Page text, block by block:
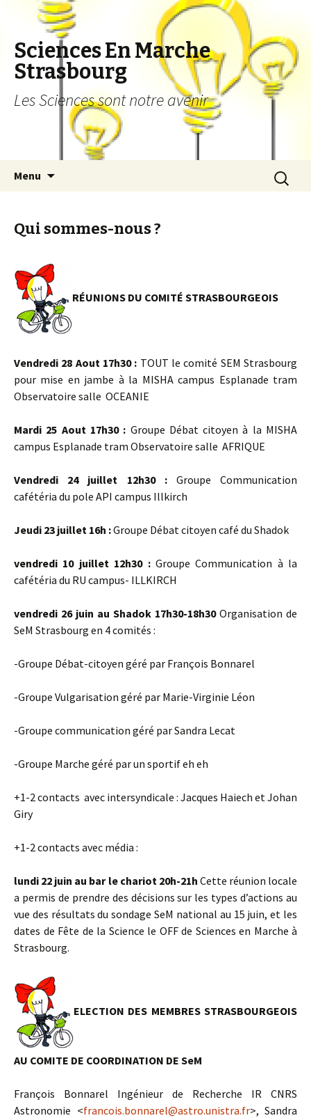
Sciences En Marche
Strasbourg
Les Sciences sont notre avenir
Menu
Qui sommes-nous ?
RÉUNIONS DU COMITÉ STRASBOURGEOIS
Vendredi 28 Aout 17h30 : TOUT le comité SEM Strasbourg
pour mise en jambe à la MISHA campus Esplanade tram
Observatoire salle OCEANIE
Mardi 25 Aout 17h30 : Groupe Débat citoyen à la MISHA
campus Esplanade tram Observatoire salle AFRIQUE
Vendredi 24 juillet 12h30 : Groupe Communication
cafétéria du pole API campus Illkirch
Jeudi 23 juillet 16h :Groupe Débat citoyen café du Shadok
vendredi 10 juillet 12h30 : Groupe Communication à la
cafétéria du RU campus- ILLKIRCH
vendredi 26 juin au Shadok 17h30-18h30 Organisation de
SeM Strasbourg en 4 comités :
-Groupe Débat-citoyen géré par François Bonnarel
-Groupe Vulgarisation géré par Marie-Virginie Léon
-Groupe communication géré par Sandra Lecat
-Groupe Marche géré par un sportif eh eh
+1-2 contacts avec intersyndicale : Jacques Haiech et Johan
Giry
+1-2 contacts avec média :
lundi 22 juin au bar le chariot 20h-21h Cette réunion locale
a permis de prendre des décisions sur les types d’actions au
vue des résultats du sondage SeM national au 15 juin, et les
dates de Fête de la Science le OFF de Sciences en Marche à
Strasbourg.
ELECTION DES MEMBRES STRASBOURGEOIS
AU COMITE DE COORDINATION DE SeM
François Bonnarel Ingénieur de Recherche IR CNRS
Astronomie <francois.bonnarel@astro.unistra.fr>, Sandra